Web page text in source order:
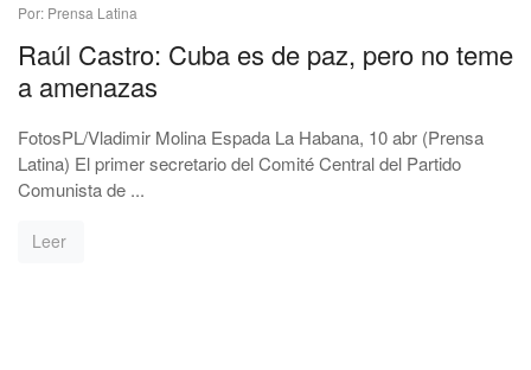
Por: Prensa Latina
Raúl Castro: Cuba es de paz, pero no teme
a amenazas
FotosPL/Vladimir Molina Espada La Habana, 10 abr (Prensa
Latina) El primer secretario del Comité Central del Partido
Comunista de ...
Leer